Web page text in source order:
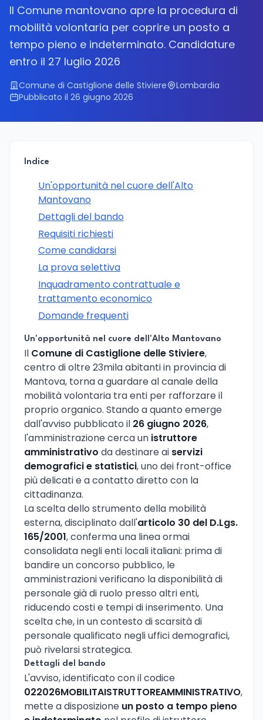
Il Comune mantovano apre la procedura di
mobilità volontaria per coprire un posto a
tempo pieno e indeterminato. Candidature
entro il 27 luglio 2026
Comune di Castiglione delle Stiviere
Lombardia
Pubblicato il 26 giugno 2026
Indice
Un'opportunità nel cuore dell'Alto
Mantovano
Dettagli del bando
Requisiti richiesti
Come candidarsi
La prova selettiva
Inquadramento contrattuale e
trattamento economico
Domande frequenti
Un'opportunità nel cuore dell'Alto Mantovano
Il Comune di Castiglione delle Stiviere,
centro di oltre 23mila abitanti in provincia di
Mantova, torna a guardare al canale della
mobilità volontaria tra enti per rafforzare il
proprio organico. Stando a quanto emerge
dall'avviso pubblicato il 26 giugno 2026,
l'amministrazione cerca un istruttore
amministrativo da destinare ai servizi
demografici e statistici, uno dei front-office
più delicati e a contatto diretto con la
cittadinanza.
La scelta dello strumento della mobilità
esterna, disciplinato dall'articolo 30 del D.Lgs.
165/2001, conferma una linea ormai
consolidata negli enti locali italiani: prima di
bandire un concorso pubblico, le
amministrazioni verificano la disponibilità di
personale già di ruolo presso altri enti,
riducendo costi e tempi di inserimento. Una
scelta che, in un contesto di scarsità di
personale qualificato negli uffici demografici,
può rivelarsi strategica.
Dettagli del bando
L'avviso, identificato con il codice
022026MOBILITAISTRUTTOREAMMINISTRATIVO,
mette a disposizione un posto a tempo pieno